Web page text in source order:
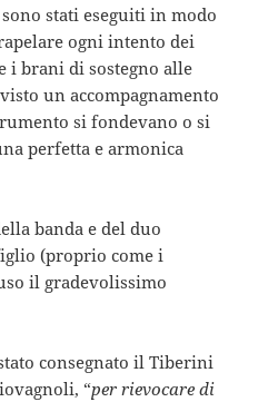
stati eseguiti in modo
ogni intento dei
i brani di sostegno alle
un accompagnamento
si fondevano o si
perfetta e armonica
banda e del duo
(proprio come i
il gradevolissimo
consegnato il Tiberini
“per rievocare di